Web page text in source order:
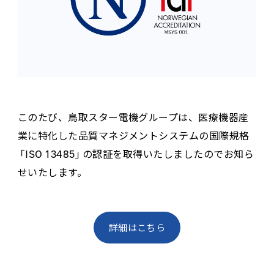
このたび、鳥取スター電機グループは、医療機器産
業に特化した品質マネジメントシステムの国際規格
「ISO 13485」の認証を取得いたしましたのでお知ら
せいたします。
詳細はこちら